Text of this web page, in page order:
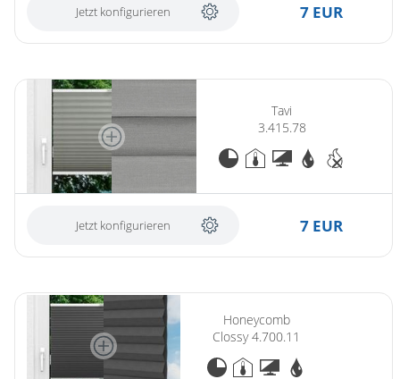
Jetzt konfigurieren 7 EUR
Tavi
3.415.78
Jetzt konfigurieren 7 EUR
Honeycomb
Clossy 4.700.11